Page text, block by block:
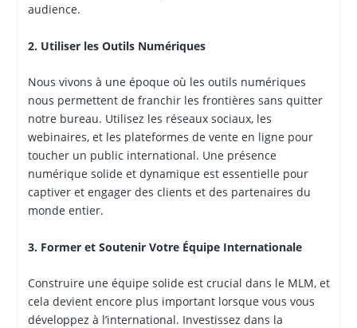
audience.
2. Utiliser les Outils Numériques
Nous vivons à une époque où les outils numériques
nous permettent de franchir les frontières sans quitter
notre bureau. Utilisez les réseaux sociaux, les
webinaires, et les plateformes de vente en ligne pour
toucher un public international. Une présence
numérique solide et dynamique est essentielle pour
captiver et engager des clients et des partenaires du
monde entier.
3. Former et Soutenir Votre Équipe Internationale
Construire une équipe solide est crucial dans le MLM, et
cela devient encore plus important lorsque vous vous
développez à l’international. Investissez dans la